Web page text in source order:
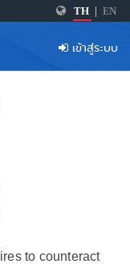
TH EN
เข้าสู่ระบบ
to counteract